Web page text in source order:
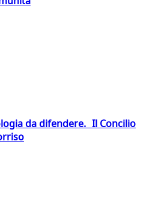
da difendere. Il Concilio